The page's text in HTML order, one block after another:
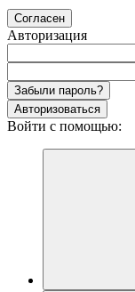
Согласен
Авторизация
Забыли пароль?
Авторизоваться
Войти с помощью: